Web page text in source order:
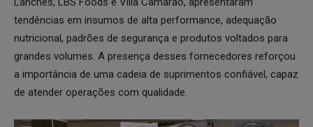
tendências em insumos de alta performance, adequação
nutricional, padrões de segurança e produtos voltados para
grandes volumes. A presença desses fornecedores reforçou
a importância de uma cadeia de suprimentos confiável, capaz
de atender operações com qualidade.